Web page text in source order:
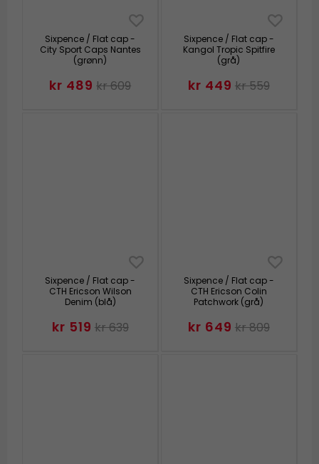
Sixpence / Flat cap -
City Sport Caps Nantes
(grønn)
kr 489 kr 609
Sixpence / Flat cap -
Kangol Tropic Spitfire
(grå)
kr 449 kr 559
Sixpence / Flat cap -
CTH Ericson Wilson
Denim (blå)
kr 519 kr 639
Sixpence / Flat cap -
CTH Ericson Colin
Patchwork (grå)
kr 649 kr 809